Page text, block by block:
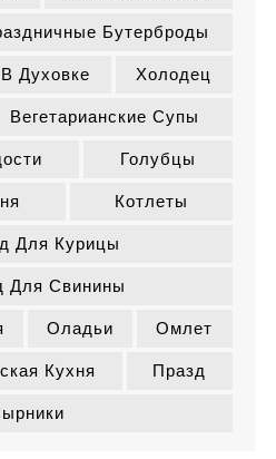
Бутерброды
Духовке Холодец
Вегетарианские Супы
Голубцы
Котлеты
Для Курицы
Для Свинины
Оладьи Омлет
Кухня Празд